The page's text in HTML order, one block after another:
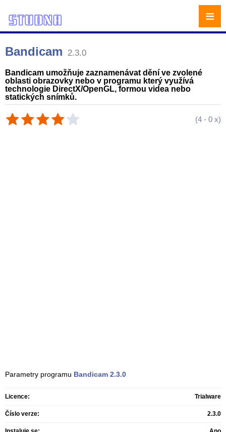
Bandicam 2.3.0
Bandicam umožňuje zaznamenávat dění ve zvolené
oblasti obrazovky nebo v programu který využívá
technologie DirectX/OpenGL, formou videa nebo
statických snímků.
(4 - 0 x)
Parametry programu Bandicam 2.3.0
Licence: Trialware
Číslo verze: 2.3.0
≡